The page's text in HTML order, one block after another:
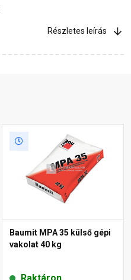
Részletes leírás
Baumit MPA 35 külső gépi
vakolat 40 kg